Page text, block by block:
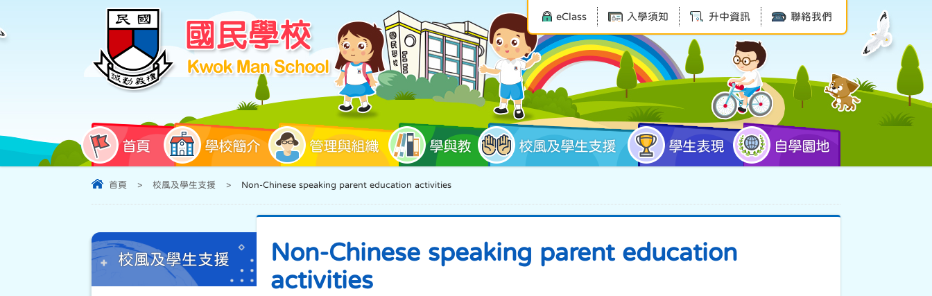
eClass 入學須知 升中資訊 聯絡我們
首頁 學校簡介 管理與組織 學與教 校風及學生支援 學生表現 自學園地
首頁 > 校風及學生支援 > Non-Chinese speaking parent education activities
Non-Chinese speaking parent education
activities
校風及學生支援